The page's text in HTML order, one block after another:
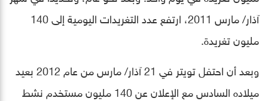
آذار/ مارس 2011، ارتفع عدد التغريدات اليومية إلى 140
مليون تغريدة.
وبعد أن احتفل تويتر في 21 آذار/ مارس من عام 2012 بعيد
ميلاده السادس مع الإعلان عن 140 مليون مستخدم نشط